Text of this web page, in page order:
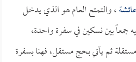
، والتمتع العام هو الذي يدخل
جمعاً بين نسكين في سفرة واحدة،
ثم يأتي بحج مستقل، فهنا بسفرة